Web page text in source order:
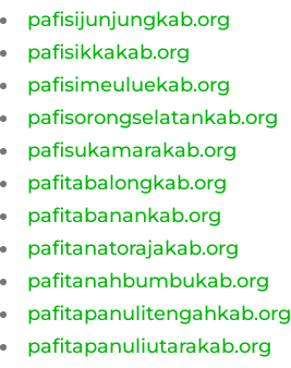
pafisijunjungkab.org
pafisikkakab.org
pafisimeuluekab.org
pafisorongselatankab.org
pafisukamarakab.org
pafitabalongkab.org
pafitabanankab.org
pafitanatorajakab.org
pafitanahbumbukab.org
pafitapanulitengahkab.org
pafitapanuliutarakab.org